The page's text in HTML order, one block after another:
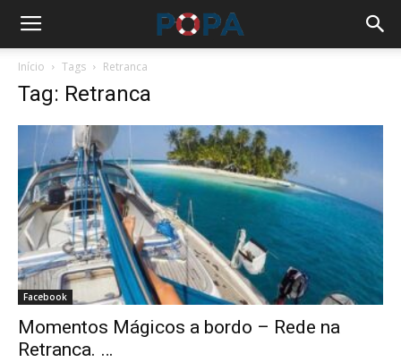
Início Tags Retranca
Tag: Retranca
Facebook
Momentos Mágicos a bordo – Rede na
Retranca. …